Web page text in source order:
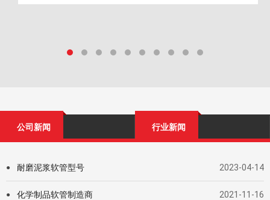
公司新闻 行业新闻
● 耐磨泥浆软管型号 2023-04-14
● 化学制品软管制造商 2021-11-16